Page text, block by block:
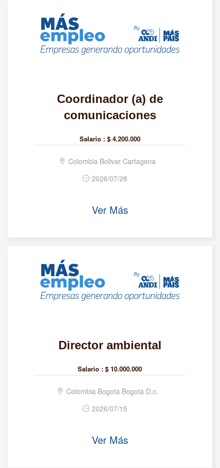
Coordinador (a) de
comunicaciones
Salario : $ 4.200.000
Colombia Bolivar Cartagena
2026/07/28
Ver Más
Director ambiental
Salario : $ 10.000.000
Colombia Bogota Bogota D.c.
2026/07/15
Ver Más